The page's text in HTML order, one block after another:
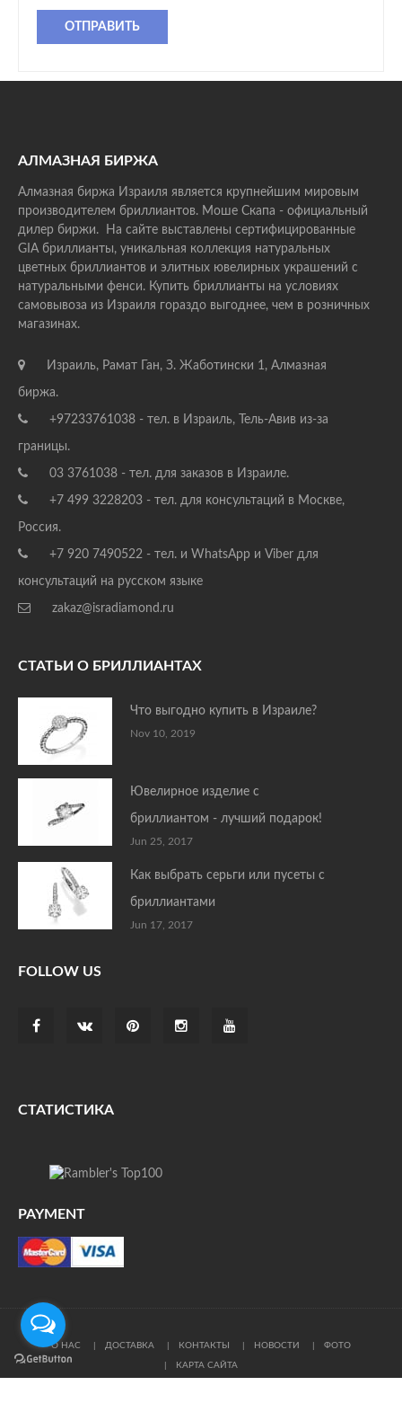
ОТПРАВИТЬ
АЛМАЗНАЯ БИРЖА
Алмазная биржа Израиля является крупнейшим мировым
производителем бриллиантов. Моше Скапа - официальный
дилер биржи. На сайте выставлены сертифицированные
GIA бриллианты, уникальная коллекция натуральных
цветных бриллиантов и элитных ювелирных украшений с
натуральными фенси. Купить бриллианты на условиях
самовывоза из Израиля гораздо выгоднее, чем в розничных
магазинах.
Израиль, Рамат Ган, З. Жаботински 1, Алмазная
биржа.
+97233761038 - тел. в Израиль, Тель-Авив из-за
границы.
03 3761038 - тел. для заказов в Израиле.
+7 499 3228203 - тел. для консультаций в Москве,
Россия.
+7 920 7490522 - тел. и WhatsApp и Viber для
консультаций на русском языке
zakaz@isradiamond.ru
СТАТЬИ О БРИЛЛИАНТАХ
Что выгодно купить в Израиле?
Nov 10, 2019
Ювелирное изделие с
бриллиантом - лучший подарок!
Jun 25, 2017
Как выбрать серьги или пусеты с
бриллиантами
Jun 17, 2017
FOLLOW US
СТАТИСТИКА
PAYMENT
О НАС ДОСТАВКА КОНТАКТЫ НОВОСТИ ФОТО
КАРТА САЙТА